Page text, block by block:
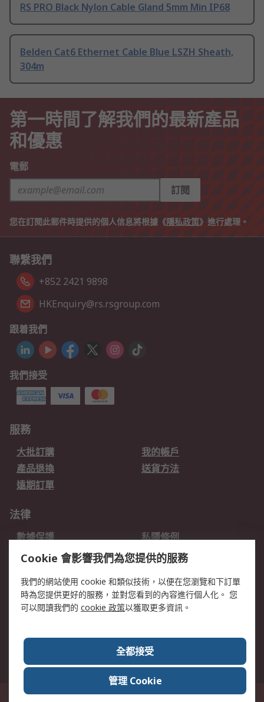
RS PRO Black Nylon Cable Gland 5mm Min IP68
Belden Cat6 Ethernet Cable Blue LSZH Sheath,
304m
第一時間了解我們的最新產品
和優惠
電郵
訂閱
您在訂閱此郵件時提供的個人信息將根據《隱私政策》進行處理。
聯繫我們
+852 2421 9898
HKEnquiry@rs.rsgroup.com
跟着我們
我們接受
服務
大批訂購
我的帳戶
產品退換
送貨方法
遠期訂單
法律
數據保護
私隱條例
網站條款
郵件安全
關於RS
全球辦事處
加入我們
關於RS
香港長沙灣郵政信箱 80108號 此網站的所有解釋根據英語版本© RS
Cookie 會影響我們為您提供的服務
我們的網站使用 cookie 和類似技術，以便在您瀏覽和下訂單
時為您提供更好的服務，並對您看到的內容進行個人化。 您
可以閱讀我們的 cookie 政策以獲取更多資訊。
全都接受
管理 Cookie